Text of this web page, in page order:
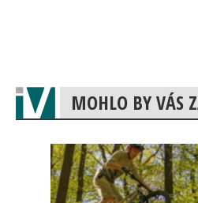
MOHLO BY VÁS